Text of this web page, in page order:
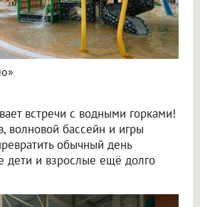
встречи с водными горками!
волновой бассейн и игры
обычный день
дети и взрослые ещё долго